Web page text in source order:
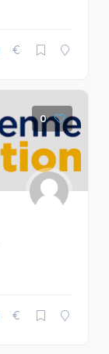
€
0
€